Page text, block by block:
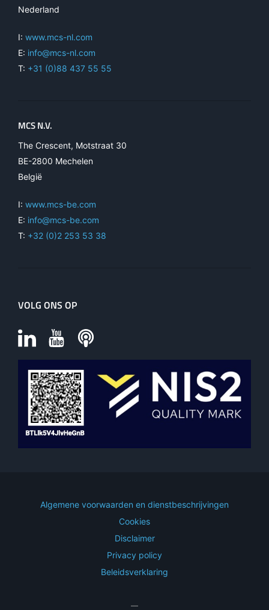
Nederland
I: www.mcs-nl.com
E: info@mcs-nl.com
T: +31 (0)88 437 55 55
MCS N.V.
The Crescent, Motstraat 30
BE-2800 Mechelen
België
I: www.mcs-be.com
E: info@mcs-be.com
T: +32 (0)2 253 53 38
VOLG ONS OP
Algemene voorwaarden en dienstbeschrijvingen
Cookies
Disclaimer
Privacy policy
Beleidsverklaring
—